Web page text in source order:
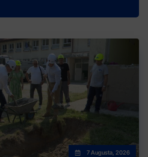
7 Augusta, 2026